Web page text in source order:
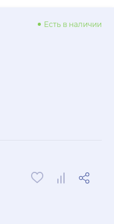
Есть в наличии